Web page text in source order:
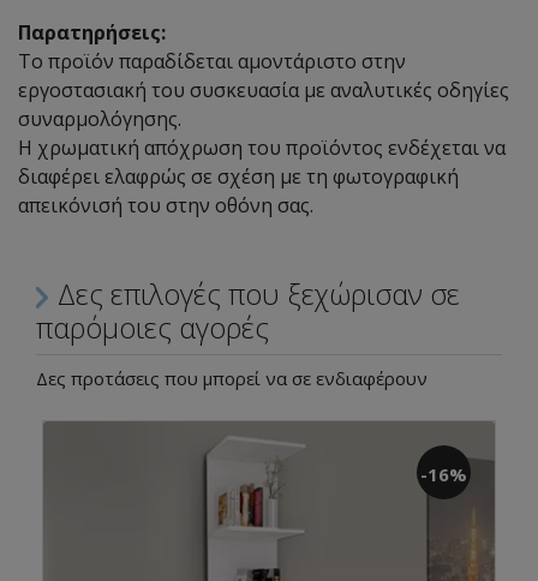
Παρατηρήσεις:
Το προϊόν παραδίδεται αμοντάριστο στην
εργοστασιακή του συσκευασία με αναλυτικές οδηγίες
συναρμολόγησης.
Η χρωματική απόχρωση του προϊόντος ενδέχεται να
διαφέρει ελαφρώς σε σχέση με τη φωτογραφική
απεικόνισή του στην οθόνη σας.
Δες επιλογές που ξεχώρισαν σε
παρόμοιες αγορές
Δες προτάσεις που μπορεί να σε ενδιαφέρουν
-16%